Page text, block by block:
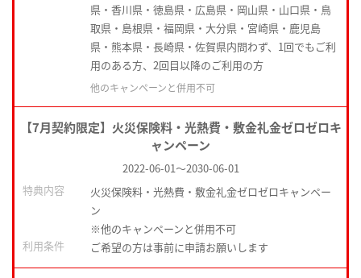
県・香川県・徳島県・広島県・岡山県・山口県・鳥
取県・島根県・福岡県・大分県・宮崎県・鹿児島
県・熊本県・長崎県・佐賀県内問わず、1回でもご利
用のある方、2回目以降のご利用の方
他のキャンペーンと併用不可
【7月契約限定】火災保険料・光熱費・敷金礼金ゼロゼロキ
ャンペーン
2022-06-01～2030-06-01
特典内容
火災保険料・光熱費・敷金礼金ゼロゼロキャンペー
ン
※他のキャンペーンと併用不可
利用条件
ご希望の方は事前に申請お願いします